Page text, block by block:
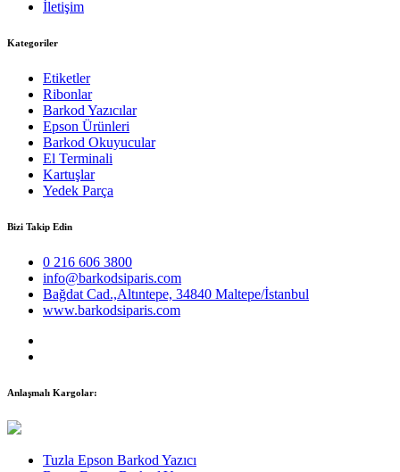
İletişim
Kategoriler
Etiketler
Ribonlar
Barkod Yazıcılar
Epson Ürünleri
Barkod Okuyucular
El Terminali
Kartuşlar
Yedek Parça
Bizi Takip Edin
0 216 606 3800
info@barkodsiparis.com
Bağdat Cad.,Altıntepe, 34840 Maltepe/İstanbul
www.barkodsiparis.com
Anlaşmalı Kargolar:
Tuzla Epson Barkod Yazıcı